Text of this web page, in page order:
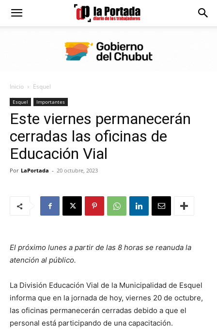
Diario
Portada
Inicio Esquel
Esquel Importantes
Este viernes permanecerán
cerradas las oficinas de
Educación Vial
Por LaPortada - 20 octubre, 2023
El próximo lunes a partir de las 8 horas se reanuda la
atención al público.
La División Educación Vial de la Municipalidad de Esquel
informa que en la jornada de hoy, viernes 20 de octubre,
las oficinas permanecerán cerradas debido a que el
personal está participando de una capacitación.